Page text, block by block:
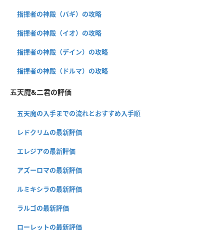
指揮者の神殿（バギ）の攻略
指揮者の神殿（イオ）の攻略
指揮者の神殿（デイン）の攻略
指揮者の神殿（ドルマ）の攻略
五天魔&二君の評価
五天魔の入手までの流れとおすすめ入手順
レドクリムの最新評価
エレジアの最新評価
アズーロマの最新評価
ルミキシラの最新評価
ラルゴの最新評価
ローレットの最新評価